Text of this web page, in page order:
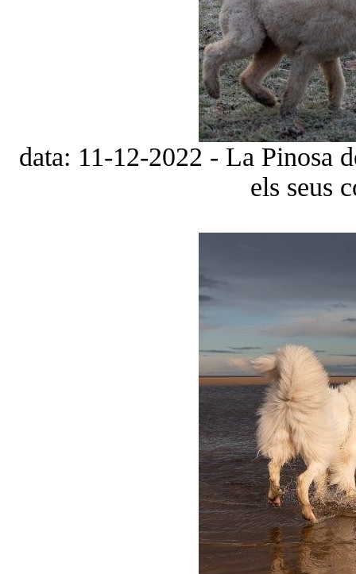
data: 11-12-2022 - La Pinosa
els seus